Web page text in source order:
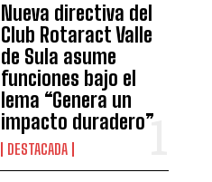
Nueva directiva del
Club Rotaract Valle
de Sula asume
funciones bajo el
lema “Genera un
impacto duradero”
DESTACADA